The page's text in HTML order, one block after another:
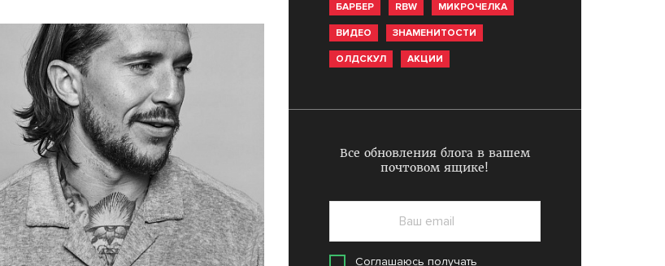
БАРБЕР RBW МИКРОЧЕЛКА
ВИДЕО ЗНАМЕНИТОСТИ
ОЛДСКУЛ АКЦИИ
Все обновления блога в вашем
почтовом ящике!
Соглашаюсь получать